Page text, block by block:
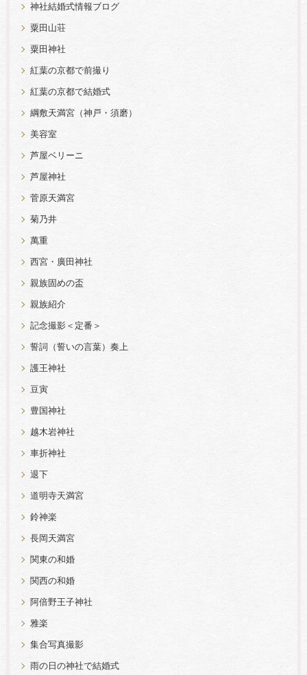
神社結婚式情報ブログ
粟田山荘
粟田神社
紅葉の京都で前撮り
紅葉の京都で結婚式
綱敷天満宮（神戸・須磨）
美容室
芦屋ベリーニ
芦屋神社
菅原天満宮
菊乃井
萬重
西宮・廣田神社
親族固めの盃
親族紹介
記念撮影＜定番＞
誓詞（誓いの言葉）奏上
護王神社
豆寅
豊国神社
越木岩神社
車折神社
退下
道明寺天満宮
鈴神楽
長岡天満宮
関東の和婚
関西の和婚
阿倍野王子神社
雅楽
集合写真撮影
雨の日の神社で結婚式